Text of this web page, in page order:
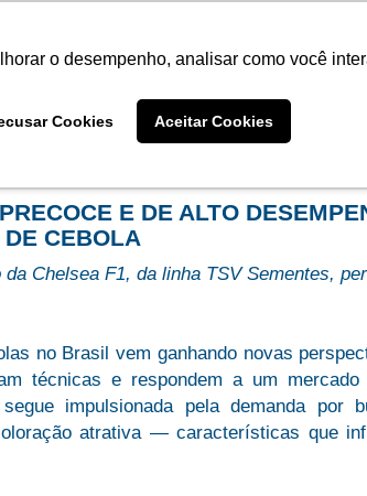
o desempenho, analisar como você
Cookies Aceitar Cookies
E DE ALTO
DE CEBOLA
Chelsea F1, da linha TSV Sementes,
no Brasil vem ganhando novas
técnicas e respondem a um
segue impulsionada pela demanda por
atrativa — características que